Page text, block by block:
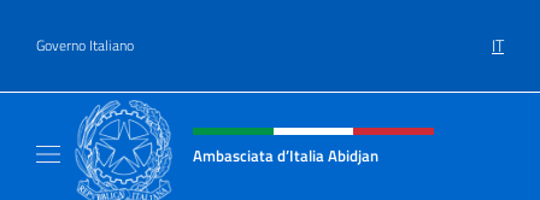
Governo Italiano IT
Intestazione sito, social e menù
Ambasciata d’Italia Abidjan